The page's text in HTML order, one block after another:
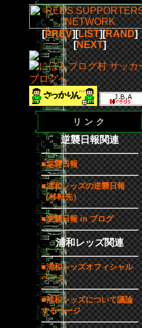
[PREV][LIST][RAND]
[NEXT]
リンク
逆襲日報関連
■逆襲日報
■浦和レッズの逆襲日報
（移転先）
■逆襲日報 in ブログ
浦和レッズ関連
■浦和レッズオフィシャル
ページ
■浦和レッズについて議論
するページ